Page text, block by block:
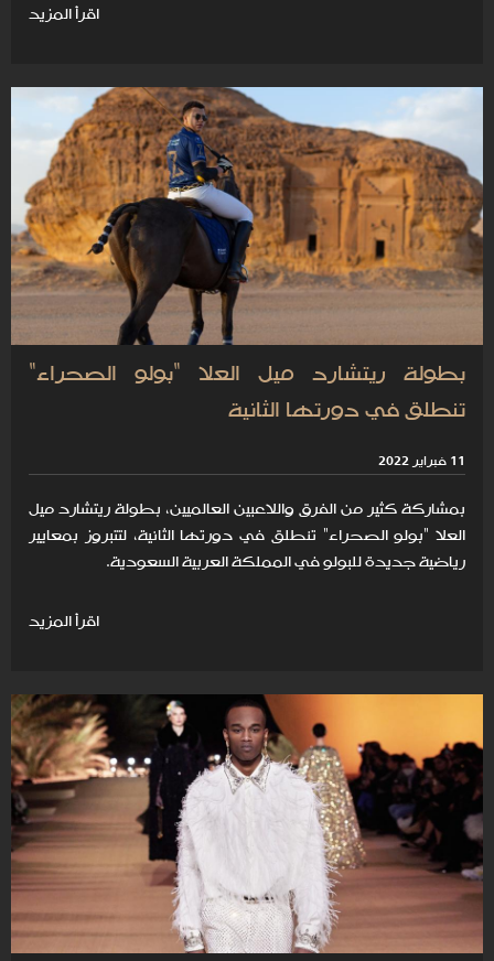
اقرأ المزيد
بطولة ريتشارد ميل العلا "بولو الصحراء"
تنطلق في دورتها الثانية
11 فبراير 2022
بمشاركة كثير من الفرق واللاعبين العالميين، بطولة ريتشارد ميل
العلا "بولو الصحراء" تنطلق في دورتها الثانية، لتتبروز بمعايير
رياضية جديدة للبولو في المملكة العربية السعودية.
اقرأ المزيد